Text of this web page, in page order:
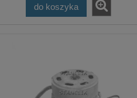
do koszyka